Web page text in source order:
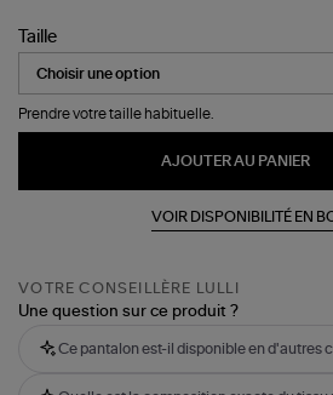
Noir
Taille
Prendre votre taille habituelle.
AJOUTER AU PANIER
VOIR DISPONIBILITÉ EN
VOTRE CONSEILLÈRE LULLI
Une question sur ce produit ?
Ce pantalon est-il disponible en d'autres